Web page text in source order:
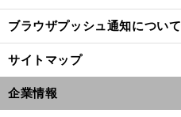
ブラウザプッシュ通知について
サイトマップ
企業情報